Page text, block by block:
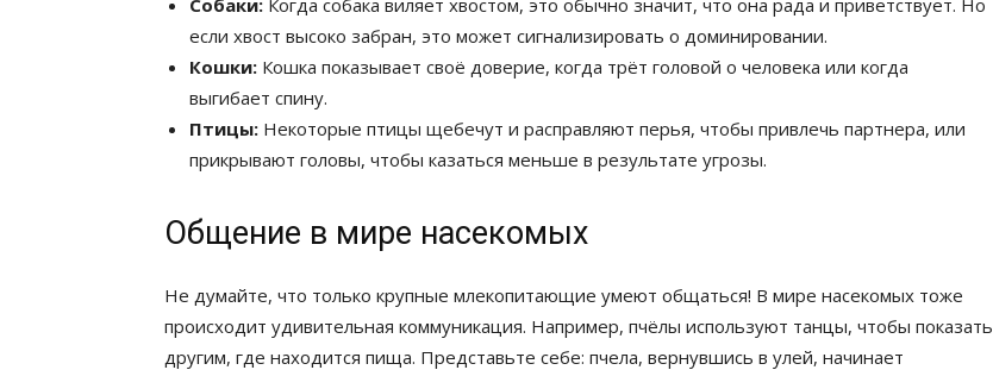
Собаки: Когда собака виляет хвостом, это обычно значит, что она рада и приветствует. Но
если хвост высоко забран, это может сигнализировать о доминировании.
Кошки: Кошка показывает своё доверие, когда трёт головой о человека или когда
выгибает спину.
Птицы: Некоторые птицы щебечут и расправляют перья, чтобы привлечь партнера, или
прикрывают головы, чтобы казаться меньше в результате угрозы.
Общение в мире насекомых
Не думайте, что только крупные млекопитающие умеют общаться! В мире насекомых тоже
происходит удивительная коммуникация. Например, пчёлы используют танцы, чтобы показать
другим, где находится пища. Представьте себе: пчела, вернувшись в улей, начинает